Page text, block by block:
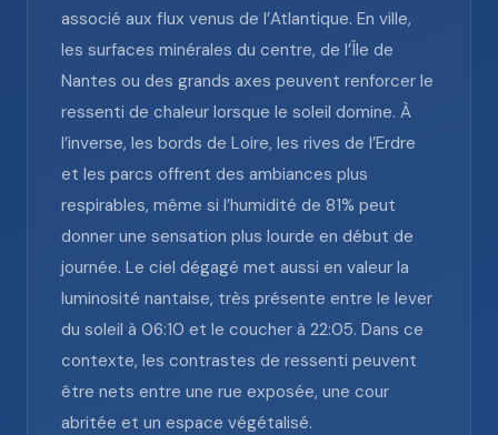
associé aux flux venus de l’Atlantique. En ville,
les surfaces minérales du centre, de l’Île de
Nantes ou des grands axes peuvent renforcer le
ressenti de chaleur lorsque le soleil domine. À
l’inverse, les bords de Loire, les rives de l’Erdre
et les parcs offrent des ambiances plus
respirables, même si l’humidité de 81% peut
donner une sensation plus lourde en début de
journée. Le ciel dégagé met aussi en valeur la
luminosité nantaise, très présente entre le lever
du soleil à 06:10 et le coucher à 22:05. Dans ce
contexte, les contrastes de ressenti peuvent
être nets entre une rue exposée, une cour
abritée et un espace végétalisé.